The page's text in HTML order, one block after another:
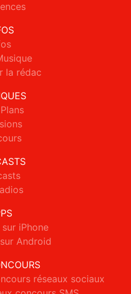
la rédac
sur iPhone
Android
réseaux sociaux